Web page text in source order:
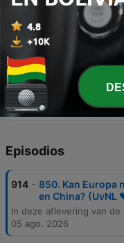
het
bedrijf
toekomst
00:09:45 ·
Europa als
partner
Episodios
914 - 850. Kan Europa
en China? (UvNL
05 ago. 2026